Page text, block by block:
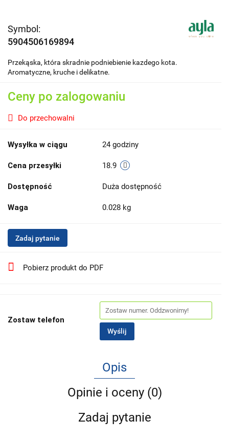
Symbol:
5904506169894
Przekąska, która skradnie podniebienie kazdego kota.
Aromatyczne, kruche i delikatne.
Ceny po zalogowaniu
Do przechowalni
Wysyłka w ciągu 24 godziny
Cena przesyłki 18.9
Dostępność Duża dostępność
Waga 0.028 kg
Zadaj pytanie
Pobierz produkt do PDF
Zostaw telefon
Wyślij
Opis
Opinie i oceny (0)
Zadaj pytanie